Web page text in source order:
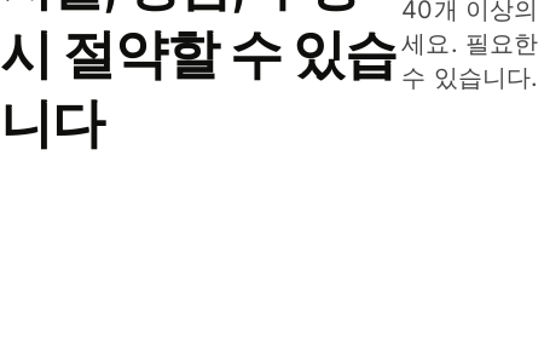
시 절약할 수 있습
니다
40개 이상의
세요. 필요
수 있습니다.